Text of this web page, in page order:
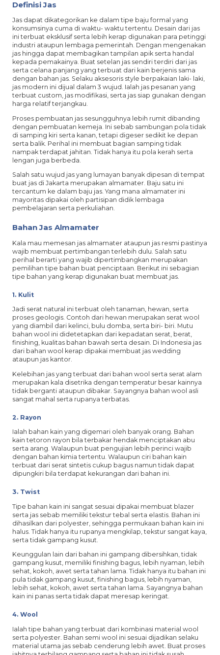
Definisi Jas
Jas dapat dikategorikan ke dalam tipe baju formal yang
konsumsinya cuma di waktu- waktu tertentu. Desain dari jas
ini terbuat eksklusif serta lebih kerap digunakan para petinggi
industri ataupun lembaga pemerintah. Dengan mengenakan
jas hingga dapat membagikan tampilan apik serta handal
kepada pemakainya. Buat setelan jas sendiri terdiri dari jas
serta celana panjang yang terbuat dari kain berjenis sama
dengan bahan jas. Selaku aksesoris style berpakaian laki- laki,
jas modern ini dijual dalam 3 wujud. Ialah jas pesanan yang
terbuat custom, jas modifikasi, serta jas siap gunakan dengan
harga relatif terjangkau.
Proses pembuatan jas sesungguhnya lebih rumit dibanding
dengan pembuatan kemeja. Ini sebab sambungan pola tidak
di samping kiri serta kanan, tetapi digeser sedikit ke depan
serta balik. Perihal ini membuat bagian samping tidak
nampak terdapat jahitan. Tidak hanya itu pola kerah serta
lengan juga berbeda.
Salah satu wujud jas yang lumayan banyak dipesan di tempat
buat jas di Jakarta merupakan almamater. Baju satu ini
tercantum ke dalam baju jas. Yang mana almamater ini
mayoritas dipakai oleh partisipan didik lembaga
pembelajaran serta perkuliahan.
Bahan Jas Almamater
Kala mau memesan jas almamater ataupun jas resmi pastinya
wajib membuat pertimbangan terlebih dulu. Salah satu
perihal berarti yang wajib dipertimbangkan merupakan
pemilihan tipe bahan buat penciptaan. Berikut ini sebagian
tipe bahan yang kerap digunakan buat membuat jas.
1. Kulit
Jadi serat natural ini terbuat oleh tanaman, hewan, serta
proses geologis. Contoh dari hewan merupakan serat wool
yang diambil dari kelinci, bulu domba, serta biri- biri. Mutu
bahan wool ini didetetapkan dari kepadatan serat, berat,
finishing, kualitas bahan bawah serta desain. Di Indonesia jas
dari bahan wool kerap dipakai membuat jas wedding
ataupun jas kantor.
Kelebihan jas yang terbuat dari bahan wool serta serat alam
merupakan kala disetrika dengan temperatur besar kainnya
tidak berganti ataupun dibakar. Sayangnya bahan wool asli
sangat mahal serta rupanya terbatas.
2. Rayon
Ialah bahan kain yang digemari oleh banyak orang. Bahan
kain tetoron rayon bila terbakar hendak menciptakan abu
serta arang. Walaupun buat pengujian lebih perinci wajib
dengan bahan kimia tertentu. Walaupun ciri bahan kain
terbuat dari serat sintetis cukup bagus namun tidak dapat
dipungkiri bila terdapat kekurangan dari bahan ini.
3. Twist
Tipe bahan kain ini sangat sesuai dipakai membuat blazer
serta jas sebab memiliki tekstur tebal serta elastis. Bahan ini
dihasilkan dari polyester, sehingga permukaan bahan kain ini
halus. Tidak hanya itu rupanya mengkilap, tekstur sangat kaya,
serta tidak gampang kusut.
Keunggulan lain dari bahan ini gampang dibersihkan, tidak
gampang kusut, memiliki finishing bagus, lebih nyaman, lebih
sehat, kokoh, awet serta tahan lama. Tidak hanya itu bahan ini
pula tidak gampang kusut, finishing bagus, lebih nyaman,
lebih sehat, kokoh, awet serta tahan lama. Sayangnya bahan
kain ini panas serta tidak dapat meresap keringat.
4. Wool
Ialah tipe bahan yang terbuat dari kombinasi material wool
serta polyester. Bahan semi wool ini sesuai dijadikan selaku
material utama jas sebab cenderung lebih awet. Buat proses